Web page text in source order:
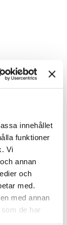
innehållet
funktioner
Vi
annan
och
med.
med annan
de har
med
med möjlighet
det finns
del av ett